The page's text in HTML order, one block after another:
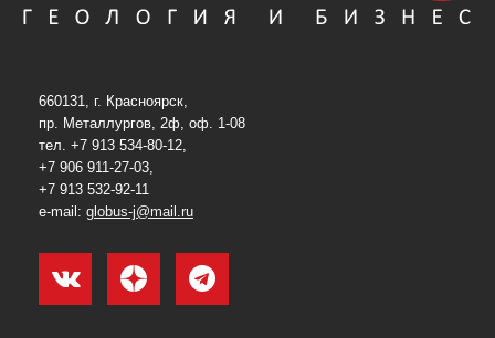
660131, г. Красноярск,
пр. Металлургов, 2ф, оф. 1-08
тел. +7 913 534-80-12,
+7 906 911-27-03,
+7 913 532-92-11
e-mail: globus-j@mail.ru